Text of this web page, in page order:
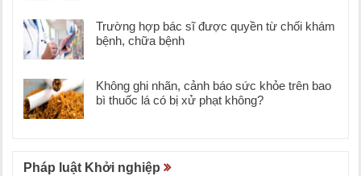
Trường hợp bác sĩ được quyền từ chối khám
bệnh, chữa bệnh
Không ghi nhãn, cảnh báo sức khỏe trên bao
bì thuốc lá có bị xử phạt không?
Pháp luật Khởi nghiệp